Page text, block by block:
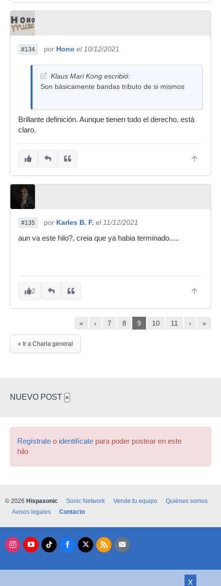
#134 por Hono el 10/12/2021
Klaus Mari Kong escribió:
Son básicamente bandas tributo de si mismos
Brillante definición. Aunque tienen todo el derecho, está
claro.
#135 por Karles B. F. el 11/12/2021
aun va este hilo?, creia que ya habia terminado.....
2
« ‹ 7 8 9 10 11 › »
« Ir a Charla general
NUEVO POST ×
Regístrate o identifícate para poder postear en este
hilo
X
© 2026 Hispasonic Sonic Network Vende tu equipo
Quiénes somos
Avisos legales
Contacto